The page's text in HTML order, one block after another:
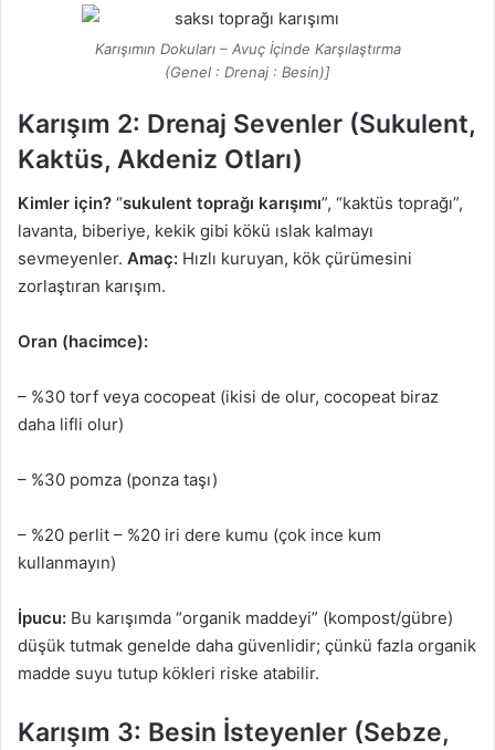
Karışımın Dokuları – Avuç İçinde Karşılaştırma
(Genel : Drenaj : Besin)]
Karışım 2: Drenaj Sevenler (Sukulent,
Kaktüs, Akdeniz Otları)
Kimler için? “sukulent toprağı karışımı”, “kaktüs toprağı”,
lavanta, biberiye, kekik gibi kökü ıslak kalmayı
sevmeyenler. Amaç: Hızlı kuruyan, kök çürümesini
zorlaştıran karışım.
Oran (hacimce):
– %30 torf veya cocopeat (ikisi de olur, cocopeat biraz
daha lifli olur)
– %30 pomza (ponza taşı)
– %20 perlit – %20 iri dere kumu (çok ince kum
kullanmayın)
İpucu: Bu karışımda “organik maddeyi” (kompost/gübre)
düşük tutmak genelde daha güvenlidir; çünkü fazla organik
madde suyu tutup kökleri riske atabilir.
Karışım 3: Besin İsteyenler (Sebze,